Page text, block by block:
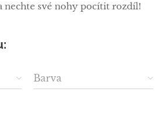
nechte své nohy pocítit rozdíl!
Barva